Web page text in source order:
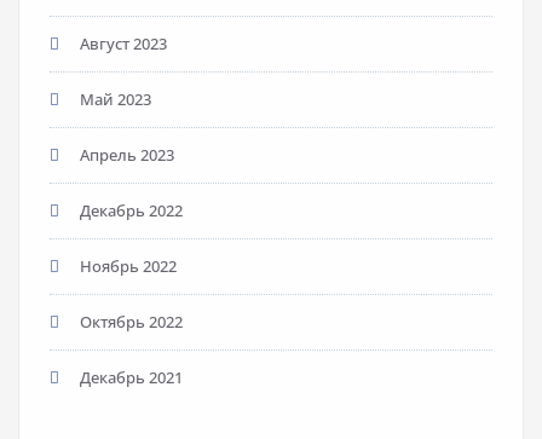
Август 2023
Май 2023
Апрель 2023
Декабрь 2022
Ноябрь 2022
Октябрь 2022
Декабрь 2021